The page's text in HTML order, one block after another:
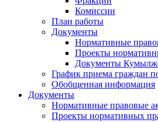
Комиссии
План работы
Документы
Нормативные
Проекты
Документы
График приема граждан
Обобщенная информация
Документы
Нормативные правовые
Проекты нормативных